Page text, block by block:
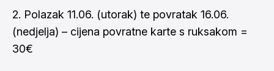
2. Polazak 11.06. (utorak) te povratak 16.06.
(nedjelja) – cijena povratne karte s ruksakom =
30€